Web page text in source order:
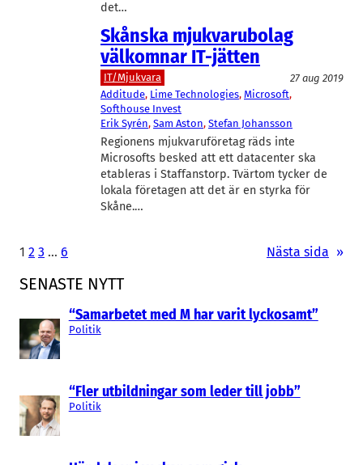
SENASTE NYTT
“Samarbetet med M har varit lyckosamt”
Politik
“Fler utbildningar som leder till jobb”
Politik
det…
Skånska mjukvarubolag
välkomnar IT-jätten
IT/Mjukvara
27 aug 2019
Additude, Lime Technologies, Microsoft
Softhouse Invest
Erik Syrén, Sam Aston, Stefan Johansson
Regionens mjukvaruföretag räds inte
Microsofts besked att ett datacenter ska
etableras i Staffanstorp. Tvärtom tycker de
lokala företagen att det är en styrka för
Skåne.…
1 2 3 … 6 Nästa sida »